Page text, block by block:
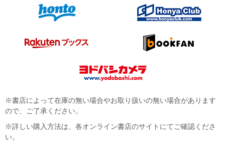
※書店によって在庫の無い場合やお取り扱いの無い場合があります
ので、ご了承ください。
※詳しい購入方法は、各オンライン書店のサイトにてご確認くださ
い。